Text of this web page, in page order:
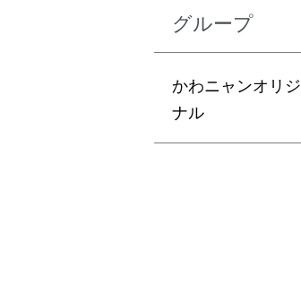
グループ
かわニャンオリジ
ナル